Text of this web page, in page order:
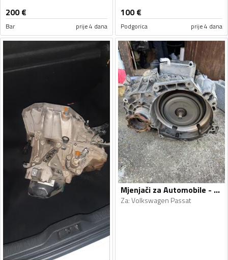
200€
Bar prije 4 dana
100€
Podgorica prije 4 dana
Mjenjači za Automobile - Volkswagen - Passat - 2014, 2015
Za:Volkswagen Passat